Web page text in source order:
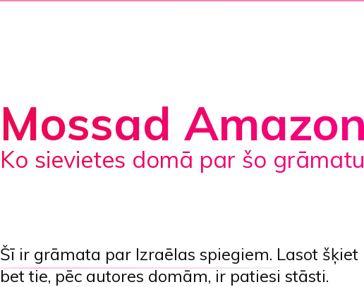
Mossad
ko sievietes domā par šo
Šī ir grāmata par Izraēlas spiegiem. Lasot šķiet
bet tie, pēc autores domām, ir patiesi stāsti.